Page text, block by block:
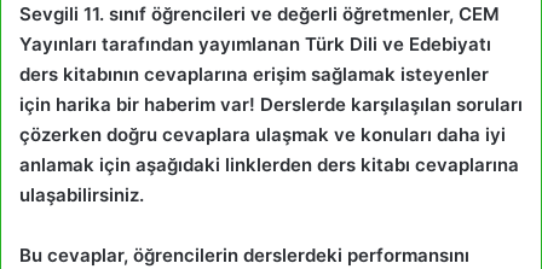
Sevgili 11. sınıf öğrencileri ve değerli öğretmenler, CEM
Yayınları tarafından yayımlanan Türk Dili ve Edebiyatı
ders kitabının cevaplarına erişim sağlamak isteyenler
için harika bir haberim var! Derslerde karşılaşılan soruları
çözerken doğru cevaplara ulaşmak ve konuları daha iyi
anlamak için aşağıdaki linklerden ders kitabı cevaplarına
ulaşabilirsiniz.
Bu cevaplar, öğrencilerin derslerdeki performansını